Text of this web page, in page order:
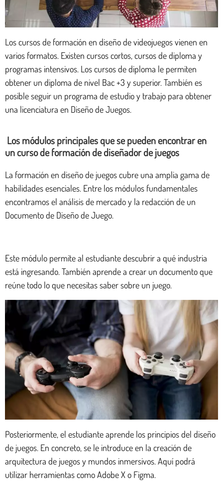
Los cursos de formación en diseño de videojuegos vienen en
varios formatos. Existen cursos cortos, cursos de diploma y
programas intensivos. Los cursos de diploma le permiten
obtener un diploma de nivel Bac +3 y superior. También es
posible seguir un programa de estudio y trabajo para obtener
una licenciatura en Diseño de Juegos.
Los módulos principales que se pueden encontrar en
un curso de formación de diseñador de juegos
La formación en diseño de juegos cubre una amplia gama de
habilidades esenciales. Entre los módulos fundamentales
encontramos el análisis de mercado y la redacción de un
Documento de Diseño de Juego.
Este módulo permite al estudiante descubrir a qué industria
está ingresando. También aprende a crear un documento que
reúne todo lo que necesitas saber sobre un juego.
Posteriormente, el estudiante aprende los principios del diseño
de juegos. En concreto, se le introduce en la creación de
arquitectura de juegos y mundos inmersivos. Aquí podrá
utilizar herramientas como Adobe X o Figma.